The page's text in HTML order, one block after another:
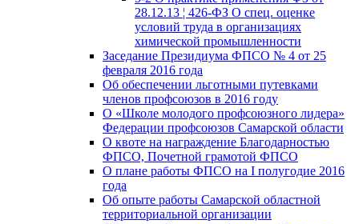
28.12.13 ¦ 426-ФЗ О спец. оценке
условий труда в организациях
химической промышленности
Заседание Президиума ФПСО № 4 от 25
февраля 2016 года
Об обеспечении льготными путевками
членов профсоюзов в 2016 году
О «Школе молодого профсоюзного лидера»
Федерации профсоюзов Самарской области
О квоте на награждение Благодарностью
ФПСО, Почетной грамотой ФПСО
О плане работы ФПСО на I полугодие 2016
года
Об опыте работы Самарской областной
территориальной организации